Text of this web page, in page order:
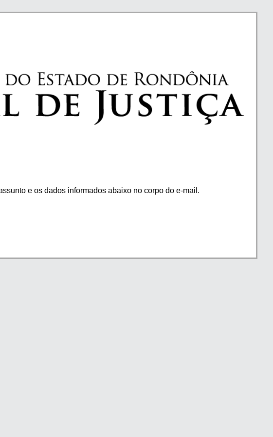
e os dados informados abaixo no corpo do e-mail.